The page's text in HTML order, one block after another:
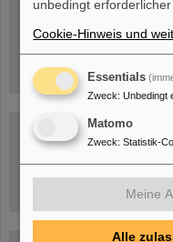
unbedingt erforderlicher
Cookie-Hinweis und
Essentials
Zweck: Unbedingt
Matomo
Zweck: Statistik-
Meine
Alle